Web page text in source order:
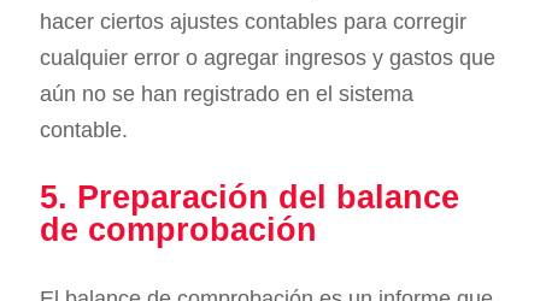
hacer ciertos ajustes contables para corregir
cualquier error o agregar ingresos y gastos que
aún no se han registrado en el sistema
contable.
5. Preparación del balance
de comprobación